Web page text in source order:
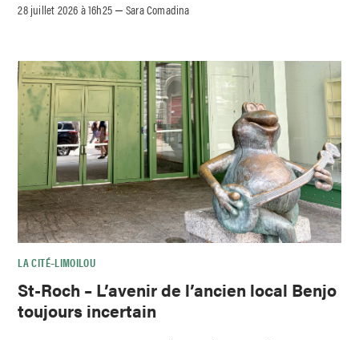
28 juillet 2026 à 16h25 –Sara Comadina
LA CITÉ–LIMOILOU
St-Roch – L’avenir de l’ancien local Benjo
toujours incertain